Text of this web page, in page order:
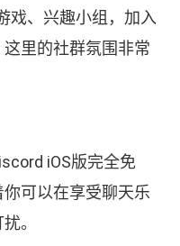
戏、兴趣小组，加入
里的社群氛围非常
iOS版完全免
可以在享受聊天乐
。